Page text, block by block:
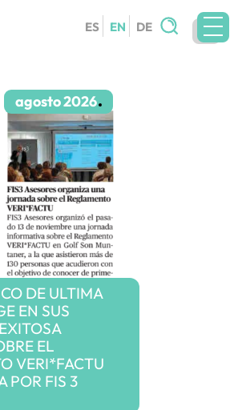
ES EN DE
WORK WITH US
agosto 2026
DE ULTIMA
EN SUS
EL
VERI*FACTU
POR FIS 3